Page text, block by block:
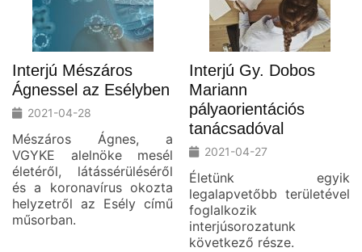
Interjú Mészáros
Ágnessel az Esélyben
2021-04-28
Mészáros Ágnes, a
VGYKE alelnöke mesél
életéről, látássérüléséről
és a koronavírus okozta
helyzetről az Esély című
műsorban.
Interjú Gy. Dobos
Mariann
pályaorientációs
tanácsadóval
2021-04-27
Életünk egyik
legalapvetőbb területével
foglalkozik
interjúsorozatunk
következő része.